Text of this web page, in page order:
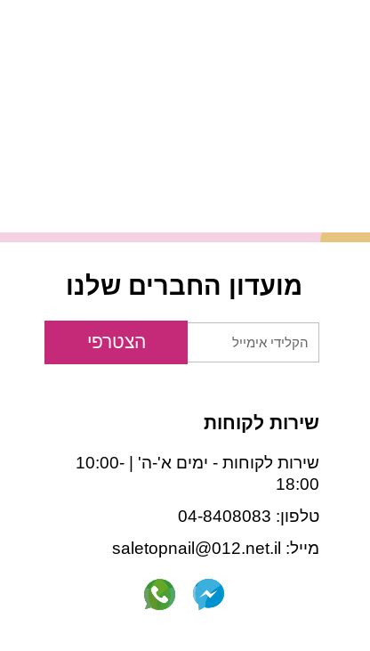
מועדון החברים שלנו
אימייל
הצטרפי
שירות לקוחות
שירות לקוחות - ימים א'-ה' | 10:00-
18:00
טלפון: 04-8408083
מייל: saletopnail@012.net.il